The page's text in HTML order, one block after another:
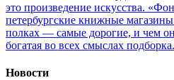
это произведение искусства.
петербургские книжные
полках — самые дорогие, и чем
богатая во всех смыслах подборка.
Новости